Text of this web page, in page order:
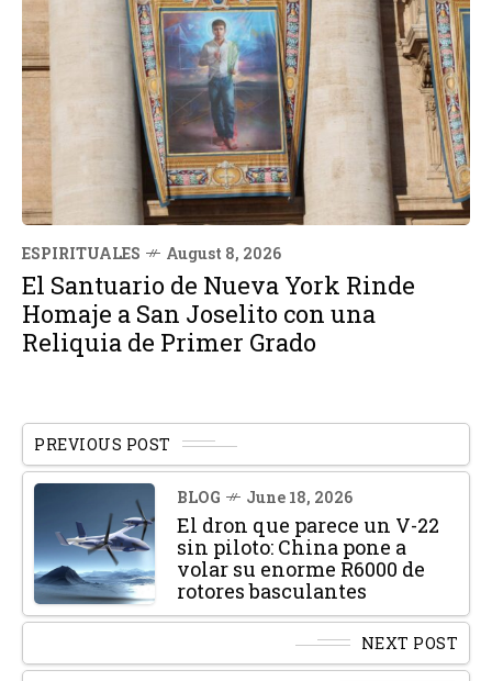
ESPIRITUALES August 8, 2026
El Santuario de Nueva York Rinde
Homaje a San Joselito con una
Reliquia de Primer Grado
PREVIOUS POST
BLOG June 18, 2026
El dron que parece un V-22
sin piloto: China pone a
volar su enorme R6000 de
rotores basculantes
NEXT POST